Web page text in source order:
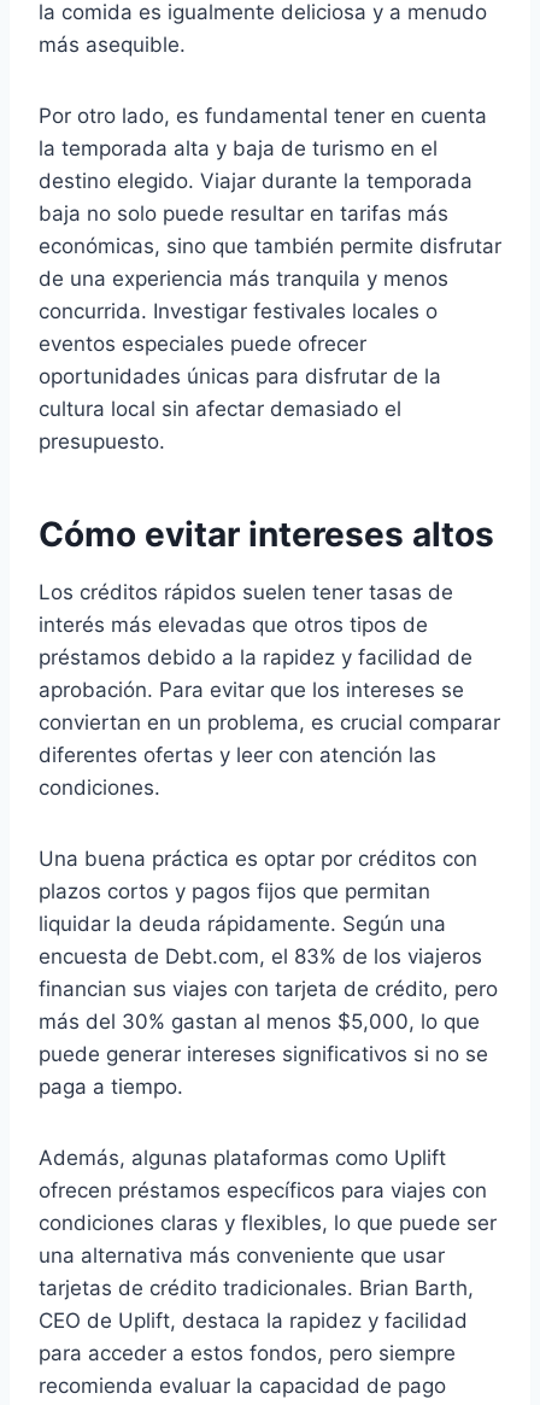
la comida es igualmente deliciosa y a menudo
más asequible.
Por otro lado, es fundamental tener en cuenta
la temporada alta y baja de turismo en el
destino elegido. Viajar durante la temporada
baja no solo puede resultar en tarifas más
económicas, sino que también permite disfrutar
de una experiencia más tranquila y menos
concurrida. Investigar festivales locales o
eventos especiales puede ofrecer
oportunidades únicas para disfrutar de la
cultura local sin afectar demasiado el
presupuesto.
Cómo evitar intereses altos
Los créditos rápidos suelen tener tasas de
interés más elevadas que otros tipos de
préstamos debido a la rapidez y facilidad de
aprobación. Para evitar que los intereses se
conviertan en un problema, es crucial comparar
diferentes ofertas y leer con atención las
condiciones.
Una buena práctica es optar por créditos con
plazos cortos y pagos fijos que permitan
liquidar la deuda rápidamente. Según una
encuesta de Debt.com, el 83% de los viajeros
financian sus viajes con tarjeta de crédito, pero
más del 30% gastan al menos $5,000, lo que
puede generar intereses significativos si no se
paga a tiempo.
Además, algunas plataformas como Uplift
ofrecen préstamos específicos para viajes con
condiciones claras y flexibles, lo que puede ser
una alternativa más conveniente que usar
tarjetas de crédito tradicionales. Brian Barth,
CEO de Uplift, destaca la rapidez y facilidad
para acceder a estos fondos, pero siempre
recomienda evaluar la capacidad de pago